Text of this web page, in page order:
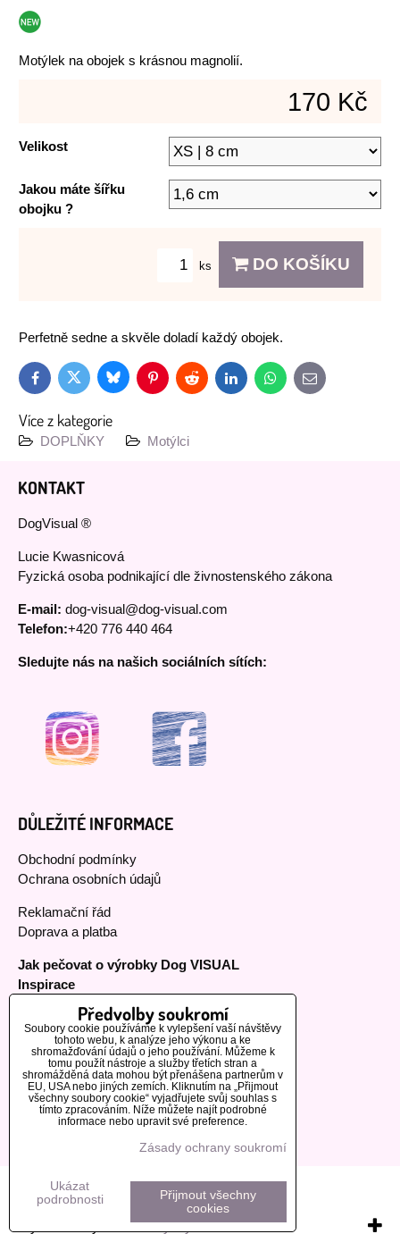
Motýlek na obojek s krásnou magnolií.
170 Kč
Velikost
Jakou máte šířku
obojku ?
ks DO KOŠÍKU
Perfetně sedne a skvěle doladí každý obojek.
FacebookTwitter BlueskyPinterestReddit LinkedInWhatsApp
E-
mail
Více z kategorie
DOPLŇKY Motýlci
KONTAKT
DogVisual ®
Lucie Kwasnicová
Fyzická osoba podnikající dle živnostenského zákona
E-mail: dog-visual@dog-visual.com
Telefon:+420 776 440 464
Sledujte nás na našich sociálních sítích:
DŮLEŽITÉ INFORMACE
Obchodní podmínky
Ochrana osobních údajů
Reklamační řád
Doprava a platba
Jak pečovat o výrobky Dog VISUAL
Inspirace
MOHLO BY VÁS ZAJÍMAT
Naši zákazníci
Informace o výrobcích
Předvolby soukromí Zásady ochrany soukromí
Vytvořeno systémem:ByznysWeb.cz
Předvolby soukromí
Soubory cookie používáme k vylepšení vaší návštěvy
tohoto webu, k analýze jeho výkonu a ke
shromažďování údajů o jeho používání. Můžeme k
tomu použít nástroje a služby třetích stran a
shromážděná data mohou být přenášena partnerům v
EU, USA nebo jiných zemích. Kliknutím na „Přijmout
všechny soubory cookie“ vyjadřujete svůj souhlas s
tímto zpracováním. Níže můžete najít podrobné
informace nebo upravit své preference.
Zásady ochrany soukromí
Ukázat
podrobnosti
Přijmout všechny
cookies